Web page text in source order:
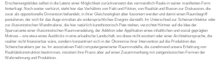
Erscheinungsbildes selbst in die Latenz einer Möglichkeit zurückversetzt das vermeintlich Reale in seiner manifesten Form
hinterfragt. Noch weiter verkürzt, steht hier das Verhältnis von Fakt und Fiktion, von Realität und Illusion zur Diskussion, die
zwar als oppositionelle Dimension behandelt, in ihrer Gleichzeitigkeit aber fusioniert werden und damit einen Raumbegriff
postulieren, der sich für das Auge simultan als widersprüchliches Ereignis darstellt. Im Unterschied zur Scheinarchitektur oder
zur illusionistischen Wandmalerei, die hier natürlich kunsthistorisch Pate stehen, verzichtet Hörtner auf die Idee der
Sparvariante einer illusionistischen Raumveredelung, der Addition oder Applikation eines inhaltlichen und sozial geprägten
Motives – wie etwa eines Ausblicks in eine arkadische Landschaft, wo diese nicht existiert oder einer Architektursprache, die
realiter nicht finanzierbar wäre, sondern konzentriert sich in der Ökonomie ihrer Intervention auf die Produktion des
Scheincharakters per se. Im assoziativen Feld computergenerierter Raummodelle, die zunehmend unsere Erfahrung von
Realitätskonstruktion bestimmen, insistiert ihre Praxis aber auf einen Zusammenhang mit zeitgenössischen Formen der
Wahrnehmung und Produktion.